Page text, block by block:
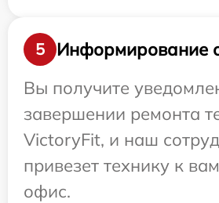
5
Информирование
Вы получите
завершении ремонта
VictoryFit, и наш
привезет технику к
офис.